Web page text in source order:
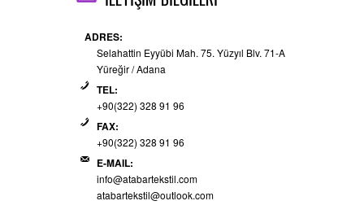
ADRES:
Selahattin Eyyübi Mah. 75. Yüzyıl Blv. 71-A
Yüreğir / Adana
TEL:
+90(322) 328 91 96
FAX:
+90(322) 328 91 96
E-MAIL:
info@atabartekstil.com
atabartekstil@outlook.com